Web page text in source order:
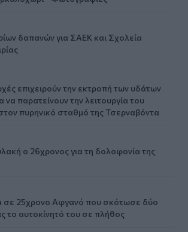
δαπανών για ΣΑΕΚ και Σχολεία
επιχειρούν την εκτροπή των υδάτων
να παρατείνουν την λειτουργία του
πυρηνικό σταθμό της Τσερναβόντα
ο 26χρονος για τη δολοφονία της
σε 25χρονο Αφγανό που σκότωσε δύο
το αυτοκίνητό του σε πλήθος